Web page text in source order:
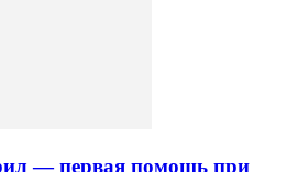
— первая помощь при